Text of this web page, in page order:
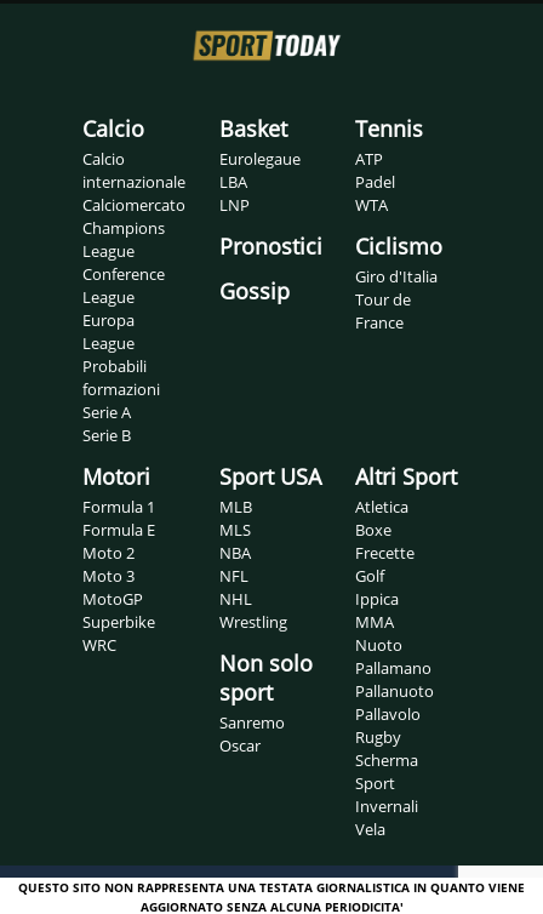
Calcio
Calcio
internazionale
Calciomercato
Champions
League
Conference
League
Europa
League
Probabili
formazioni
Serie A
Serie B
Basket
Eurolegaue
LBA
LNP
Pronostici
Gossip
Tennis
ATP
Padel
WTA
Ciclismo
Giro d'Italia
Tour de
France
Motori
Formula 1
Formula E
Moto 2
Moto 3
MotoGP
Superbike
WRC
Sport USA
MLB
MLS
NBA
NFL
NHL
Wrestling
Non solo
sport
Sanremo
Oscar
Altri Sport
Atletica
Boxe
Frecette
Golf
Ippica
MMA
Nuoto
Pallamano
Pallanuoto
Pallavolo
Rugby
Scherma
Sport
Invernali
Vela
QUESTO SITO NON RAPPRESENTA UNA TESTATA GIORNALISTICA IN QUANTO VIENE
AGGIORNATO SENZA ALCUNA PERIODICITA'